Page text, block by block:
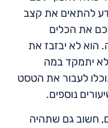
להתאים את קצב
את הכלים
הוא לא יבזבז את
יתמקד במה
לעבור את הטסט
נוספים.
חשוב גם שתהיה